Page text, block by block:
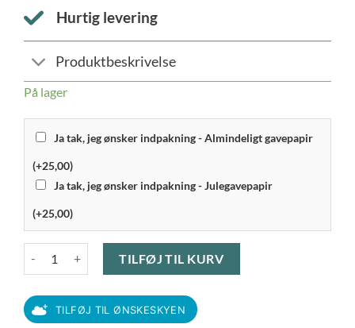
Hurtig levering
Produktbeskrivelse
På lager
Ja tak, jeg ønsker indpakning - Almindeligt gavepapir
(+25,00)
Ja tak, jeg ønsker indpakning - Julegavepapir
(+25,00)
TILFØJ TIL KURV
TILFØJ TIL ØNSKESKYEN